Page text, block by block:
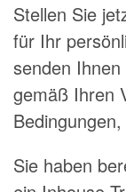
Stellen Sie
für Ihr
senden
gemäß Ihren
Sie haben